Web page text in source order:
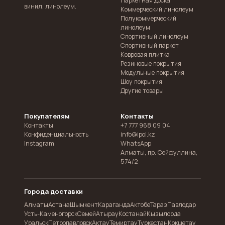
винил, линолеум.
Коммерческий линолеум
Полукоммерческий
линолеум
Спортивный линолеум
Спортивный паркет
Ковровая плитка
Резиновые покрытия
Модульные покрытия
Шоу покрытия
Другие товары
Покупателям
Контакты
Конфиденциальность
Instagram
Контакты
+7 777 968 09 04
info@ipol.kz
WhatsApp
Алматы, пр. Сейфуллина,
574/2
Города доставки
АлматыАстанаШымкентКарагандаАктобеТаразПавлодар
Усть-КаменогорскСемейАтырауКостанайКызылорда
УральскПетропавловскАктауТемиртауТуркестанКокшетау